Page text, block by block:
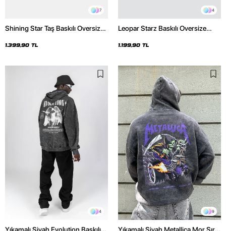
7
Shining Star Taş Baskılı Oversize
Hoodie
1.399,90 TL
4
Leopar Starz Baskılı Oversize
1.199,90 TL
4 9